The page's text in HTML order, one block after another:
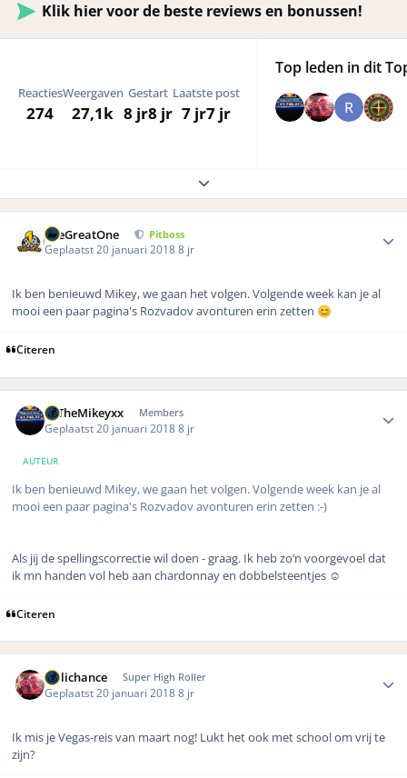
Klik hier voor de beste reviews en bonussen!
Reacties
274
Weergaven
27,1k
Gestart
8 jr8 jr
Laatste post
7 jr7 jr
Top leden in dit
Expand topic overview
TheGreatOne Pitboss
Geplaatst 20 januari 20188 jr
Ik ben benieuwd Mikey, we gaan het volgen. Volgende week kan je al
mooi een paar pagina's Rozvadov avonturen erin zetten 😊
Citeren
xxTheMikeyxx Members
Geplaatst 20 januari 20188 jr
AUTEUR
Ik ben benieuwd Mikey, we gaan het volgen. Volgende week kan je al
mooi een paar pagina's Rozvadov avonturen erin zetten :-)
Als jij de spellingscorrectie wil doen - graag. Ik heb zo’n voorgevoel dat
ik mn handen vol heb aan chardonnay en dobbelsteentjes ☺️
Citeren
Hillichance Super High Roller
Geplaatst 20 januari 20188 jr
Ik mis je Vegas-reis van maart nog! Lukt het ook met school om vrij te
zijn?